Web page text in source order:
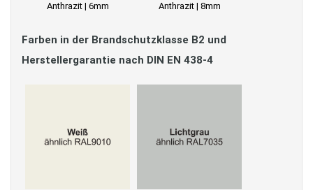
Anthrazit | 6mm Anthrazit | 8mm
Farben in der Brandschutzklasse B2 und
Herstellergarantie nach DIN EN 438-4